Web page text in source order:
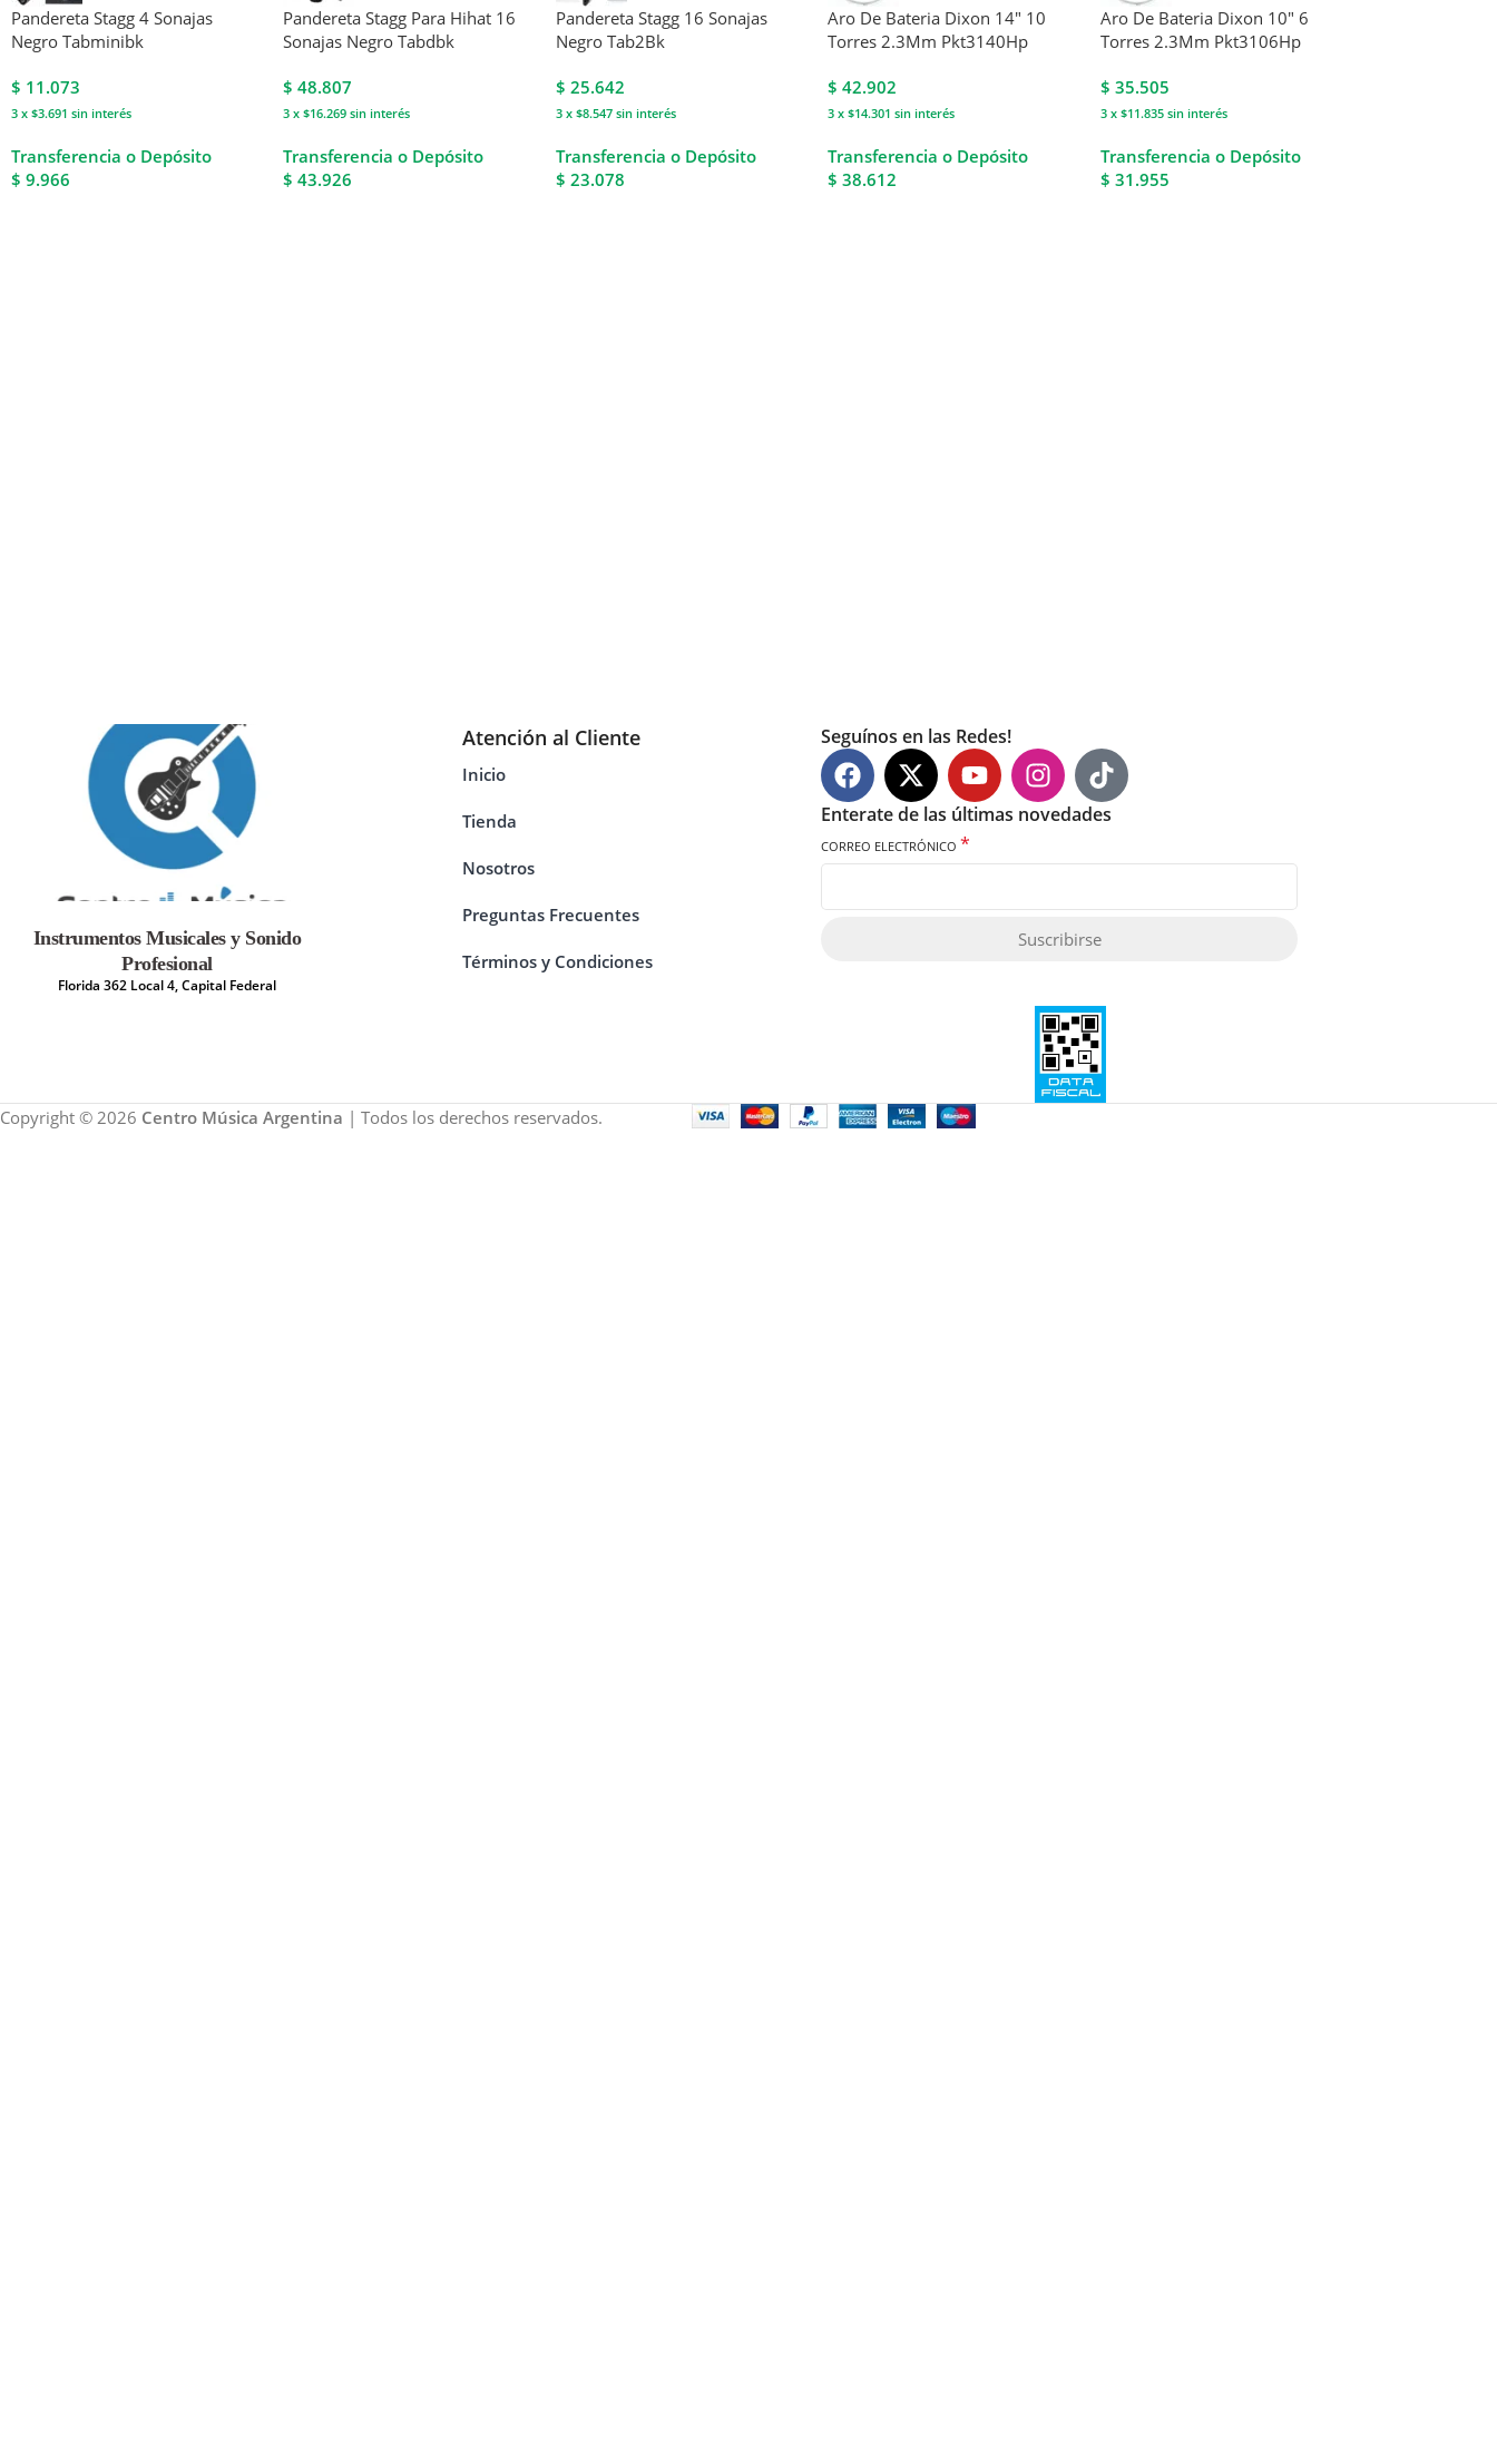
Pandereta Stagg 4 Sonajas
Negro Tabminibk
$ 11.073
3 x $3.691 sin interés
Transferencia o Depósito
$ 9.966
Pandereta Stagg Para Hihat 16
Sonajas Negro Tabdbk
$ 48.807
3 x $16.269 sin interés
Transferencia o Depósito
$ 43.926
Pandereta Stagg 16 Sonajas
Negro Tab2Bk
$ 25.642
3 x $8.547sin interés
Transferencia o Depósito
$ 23.078
Aro De Bateria Dixon 14″ 10
Torres 2.3Mm Pkt3140Hp
$ 42.902
3 x $14.301 sin interés
Transferencia o Depósito
$ 38.612
Aro De Bateria Dixon 10″ 6
Torres 2.3Mm Pkt3106Hp
$ 35.505
3 x $11.835sin interés
Transferencia o Depósito
$ 31.955
Instrumentos Musicales y Sonido
Profesional
Florida 362 Local 4, Capital Federal
Atención al Cliente
Inicio
Tienda
Nosotros
Preguntas Frecuentes
Términos y Condiciones
Seguínos en las Redes!
Enterate de las últimas novedades
CORREO ELECTRÓNICO *
Suscribirse
Copyright © 2026 Centro Música Argentina | Todos los derechos reservados.